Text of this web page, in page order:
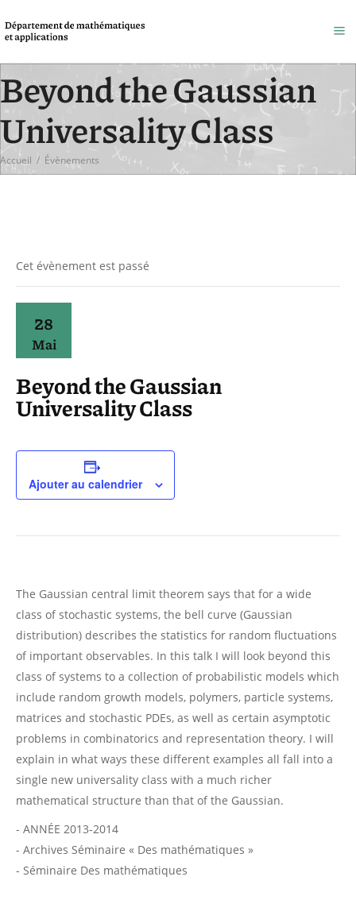
Beyond the Gaussian
Universality Class
Accueil / Évènements
Cet évènement est passé
28
Mai
Beyond the Gaussian
Universality Class
Ajouter au calendrier
The Gaussian central limit theorem says that for a wide
class of stochastic systems, the bell curve (Gaussian
distribution) describes the statistics for random fluctuations
of important observables. In this talk I will look beyond this
class of systems to a collection of probabilistic models which
include random growth models, polymers, particle systems,
matrices and stochastic PDEs, as well as certain asymptotic
problems in combinatorics and representation theory. I will
explain in what ways these different examples all fall into a
single new universality class with a much richer
mathematical structure than that of the Gaussian.
- ANNÉE 2013-2014
- Archives Séminaire « Des mathématiques »
- Séminaire Des mathématiques